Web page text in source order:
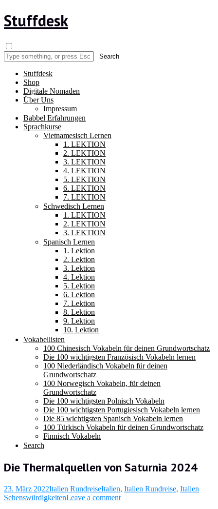
Stuffdesk
Stuffdesk
Shop
Digitale Nomaden
Über Uns
Impressum
Babbel Erfahrungen
Sprachkurse
Vietnamesisch Lernen
1. LEKTION
2. LEKTION
3. LEKTION
4. LEKTION
5. LEKTION
6. LEKTION
7. LEKTION
Schwedisch Lernen
1. LEKTION
2. LEKTION
3. LEKTION
Spanisch Lernen
1. Lektion
2. Lektion
3. Lektion
4. Lektion
5. Lektion
6. Lektion
7. Lektion
8. Lektion
9. Lektion
10. Lektion
Vokabellisten
100 Chinesisch Vokabeln für deinen Grundwortschatz
Die 100 wichtigsten Französisch Vokabeln lernen
100 Niederländisch Vokabeln für deinen
Grundwortschatz
100 Norwegisch Vokabeln, für deinen
Grundwortschatz
Die 100 wichtigsten Polnisch Vokabeln
Die 100 wichtigsten Portugiesisch Vokabeln lernen
Die 85 wichtigsten Spanisch Vokabeln lernen
100 Türkisch Vokabeln für deinen Grundwortschatz
Finnisch Vokabeln
Search
Die Thermalquellen von Saturnia 2024
23. März 2022Italien RundreiseItalien, Italien Rundreise, Italien
SehenswürdigkeitenLeave a comment